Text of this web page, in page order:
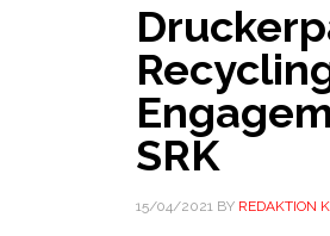
SRK
15/04/2021BY REDAKTION